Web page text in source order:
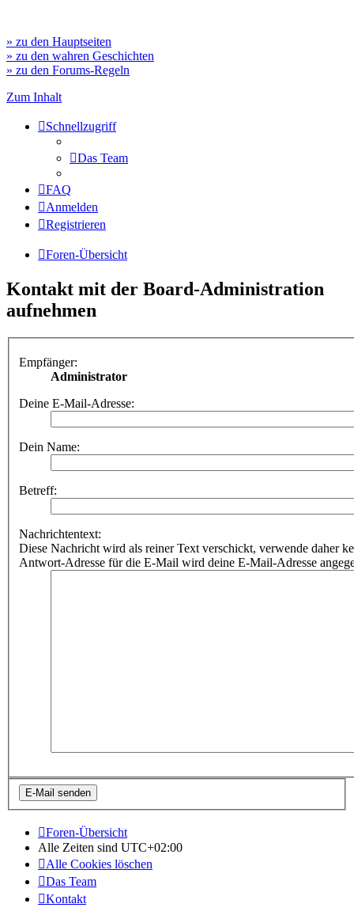
» zu den Hauptseiten
» zu den wahren Geschichten
» zu den Forums-Regeln
Zum Inhalt
Schnellzugriff
Das Team
FAQ
Anmelden
Registrieren
Foren-Übersicht
Kontakt mit der Board-Administration
aufnehmen
Empfänger:
Administrator
Deine E-Mail-Adresse:
Dein Name:
Betreff:
Nachrichtentext:
Diese Nachricht wird als reiner Text verschickt, verwende daher
Antwort-Adresse für die E-Mail wird deine E-Mail-Adresse
Foren-Übersicht
Alle Zeiten sind UTC+02:00
Alle Cookies löschen
Das Team
Kontakt